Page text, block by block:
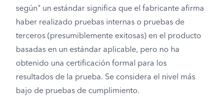
según" un estándar significa que el fabricante afirma
haber realizado pruebas internas o pruebas de
terceros (presumiblemente exitosas) en el producto
basadas en un estándar aplicable, pero no ha
obtenido una certificación formal para los
resultados de la prueba. Se considera el nivel más
bajo de pruebas de cumplimiento.